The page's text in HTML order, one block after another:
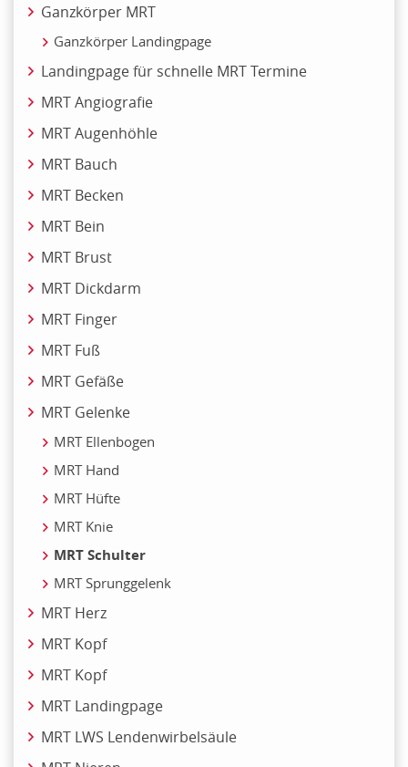
Ganzkörper MRT
Ganzkörper Landingpage
Landingpage für schnelle MRT Termine
MRT Angiografie
MRT Augenhöhle
MRT Bauch
MRT Becken
MRT Bein
MRT Brust
MRT Dickdarm
MRT Finger
MRT Fuß
MRT Gefäße
MRT Gelenke
MRT Ellenbogen
MRT Hand
MRT Hüfte
MRT Knie
MRT Schulter
MRT Sprunggelenk
MRT Herz
MRT Kopf
MRT Kopf
MRT Landingpage
MRT LWS Lendenwirbelsäule